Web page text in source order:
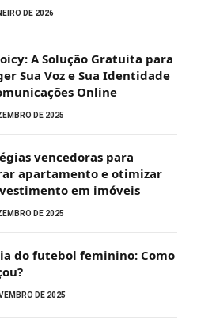
DE 2026
A Solução Gratuita para
Sua Voz e Sua Identidade
Online
DE 2025
vencedoras para
apartamento e otimizar
em imóveis
DE 2025
do futebol feminino: Como
DE 2025